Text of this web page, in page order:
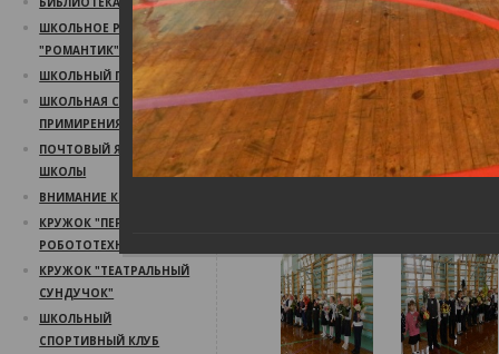
ШКОЛЬНОЕ РАДИО
"РОМАНТИК"
ШКОЛЬНЫЙ ПСИХОЛОГ
ШКОЛЬНАЯ СЛУЖБА
ПРИМИРЕНИЯ
ПОЧТОВЫЙ ЯЩИК
ШКОЛЫ
ВНИМАНИЕ КОНКУРС!
КРУЖОК "ПЕРВЫЙ ШАГ В
РОБОТОТЕХНИКУ"
КРУЖОК "ТЕАТРАЛЬНЫЙ
СУНДУЧОК"
ШКОЛЬНЫЙ
СПОРТИВНЫЙ КЛУБ